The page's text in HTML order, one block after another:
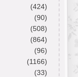
(424)
(90)
(508)
(864)
(96)
(1166)
(33)